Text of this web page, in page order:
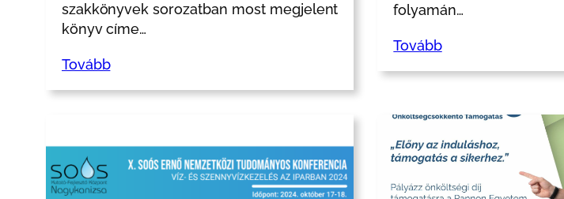
szakkönyvek sorozatban most megjelent
könyv címe…
Tovább
folyamán…
Tovább